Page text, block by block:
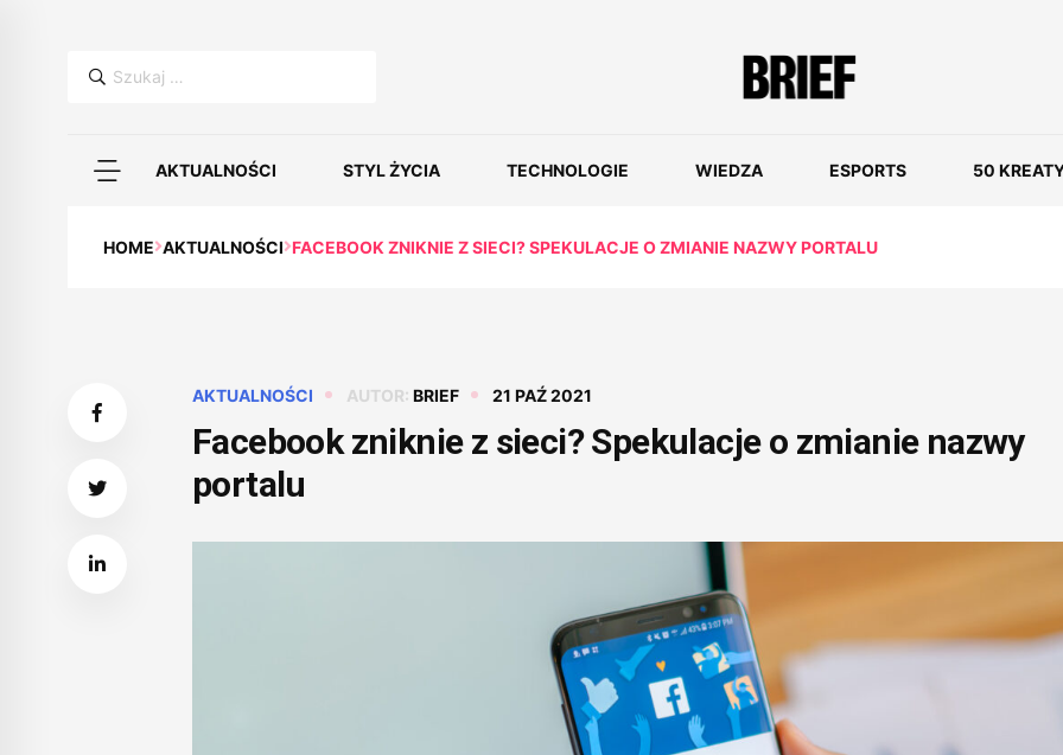
Szukaj:
AKTUALNOŚCI STYL ŻYCIA TECHNOLOGIE WIEDZA ESPORTS 50
HOME AKTUALNOŚCI FACEBOOK ZNIKNIE Z SIECI? SPEKULACJE O ZMIANIE NAZWY PORTALU
AKTUALNOŚCI AUTOR: BRIEF 21 PAŹ 2021
Facebook zniknie z sieci? Spekulacje o zmianie nazwy
portalu